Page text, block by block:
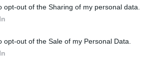
opt-out of the Sharing of my personal data.
opt-out of the Sale of my Personal Data.